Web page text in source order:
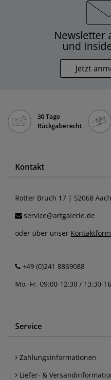
Newsletter
und
Jetzt
30 Tage
Rückgaberecht
Kontakt
Rotter Bruch 17 | 52068
service@artgalerie.de
oder über unser
+49 (0)241 8869088
Mo.-Fr. 09:00-12:30 / 13:30-
Service
Zahlungsinformationen
Liefer- &